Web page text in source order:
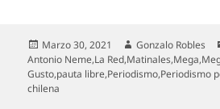
Publicado
el
Marzo 30, 2021 Autor
Gonzalo Robles
Antonio Neme,La Red,Matinales,Mega,
Gusto,pauta libre,Periodismo,Periodismo
chilena